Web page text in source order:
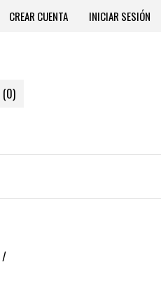
CREAR CUENTA INICIAR SESIÓN
(0)